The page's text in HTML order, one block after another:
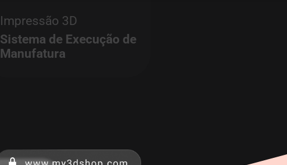
Impressão 3D
Sistema de Execução de
Manufatura